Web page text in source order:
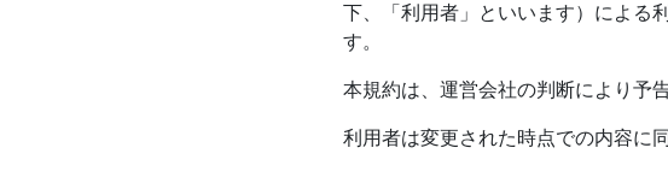
下、「利用者」といいます）による
す。
本規約は、運営会社の判断により予
利用者は変更された時点での内容に